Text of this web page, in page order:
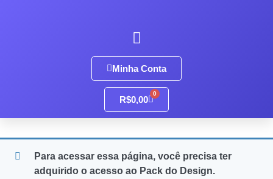
Minha Conta
R$0,00
0
Para acessar essa página, você precisa ter
adquirido o acesso ao Pack do Design.